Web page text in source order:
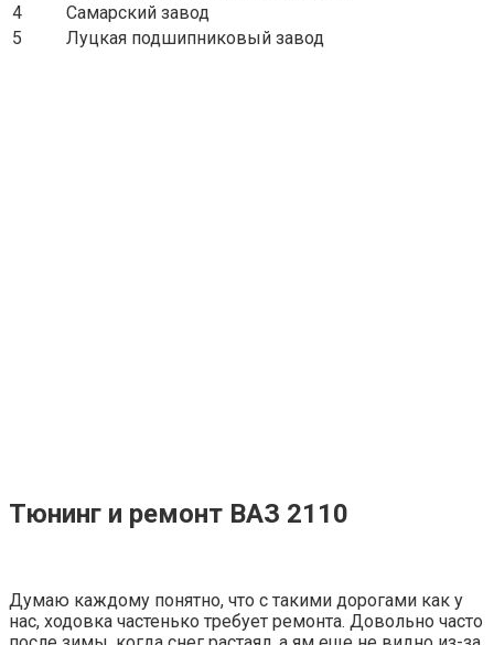
4
Самарский завод
5
Луцкая подшипниковый завод
Тюнинг и ремонт ВАЗ 2110
Думаю каждому понятно, что с такими дорогами как у
нас, ходовка частенько требует ремонта. Довольно часто